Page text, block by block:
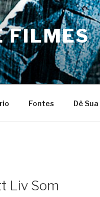
FILMES
Fontes Dê
Liv Som